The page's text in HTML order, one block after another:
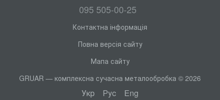
095 505-00-25
Контактна інформація
Повна версія сайту
Мапа сайту
GRUAR — комплексна сучасна металообробка © 2026
Укр Рус Eng